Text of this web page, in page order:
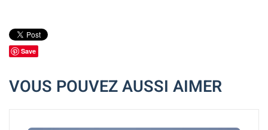
Save
VOUS POUVEZ AUSSI AIMER